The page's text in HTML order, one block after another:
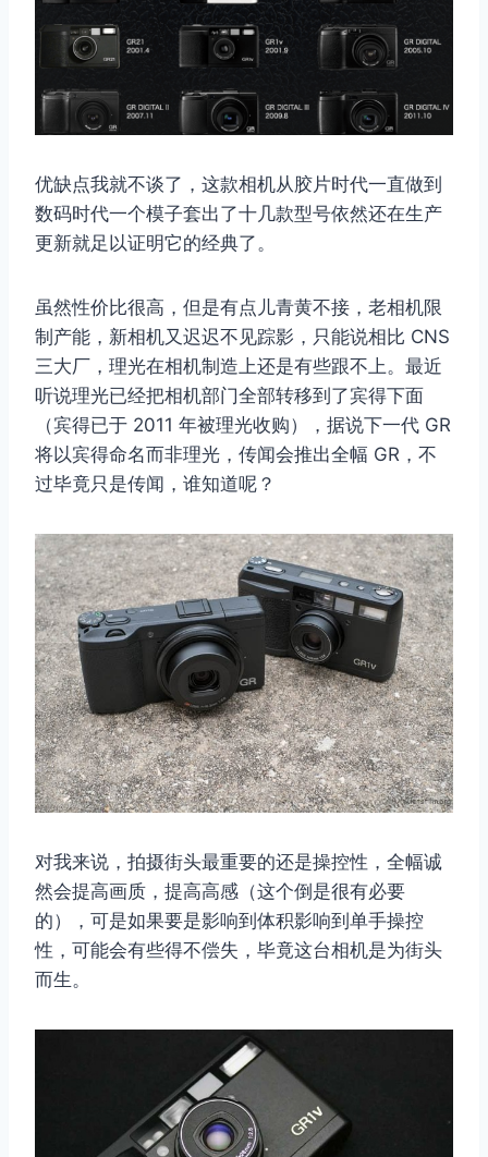
优缺点我就不谈了，这款相机从胶片时代一直做到
数码时代一个模子套出了十几款型号依然还在生产
更新就足以证明它的经典了。
虽然性价比很高，但是有点儿青黄不接，老相机限
制产能，新相机又迟迟不见踪影，只能说相比 CNS
三大厂，理光在相机制造上还是有些跟不上。最近
听说理光已经把相机部门全部转移到了宾得下面
（宾得已于 2011 年被理光收购），据说下一代 GR
将以宾得命名而非理光，传闻会推出全幅 GR，不
过毕竟只是传闻，谁知道呢？
对我来说，拍摄街头最重要的还是操控性，全幅诚
然会提高画质，提高高感（这个倒是很有必要
的），可是如果要是影响到体积影响到单手操控
性，可能会有些得不偿失，毕竟这台相机是为街头
而生。